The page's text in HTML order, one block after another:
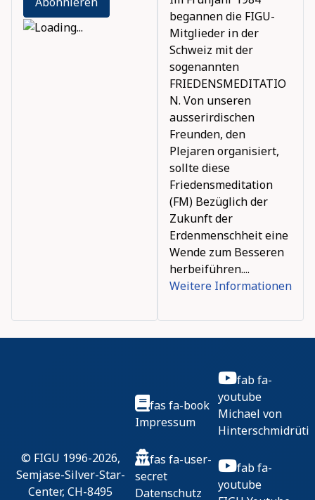
begannen die FIGU-
Mitglieder in der
Schweiz mit der
sogenannten
FRIEDENSMEDITATIO
N. Von unseren
ausserirdischen
Freunden, den
Plejaren organisiert,
sollte diese
Friedensmeditation
(FM) Bezüglich der
Zukunft der
Erdenmenschheit eine
Wende zum Besseren
herbeiführen....
Weitere Informationen
© FIGU 1996-2026,
Semjase-Silver-Star-
Center, CH-8495
fas fa-book
Impressum
fas fa-user-
secret
Datenschutz
fab fa-
youtube
Michael von
Hinterschmidrüti
fab fa-
youtube